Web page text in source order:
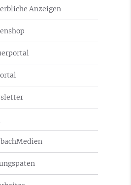
Anzeigen